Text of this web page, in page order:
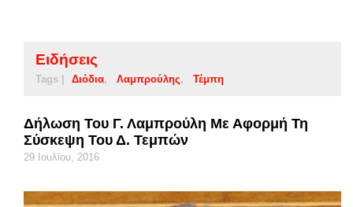
Ειδήσεις
Tags | Διόδια Λαμπρούλης Τέμπη
Δήλωση Του Γ. Λαμπρούλη Με Αφορμή Τη
Σύσκεψη Του Δ. Τεμπών
29 Ιουλίου, 2016